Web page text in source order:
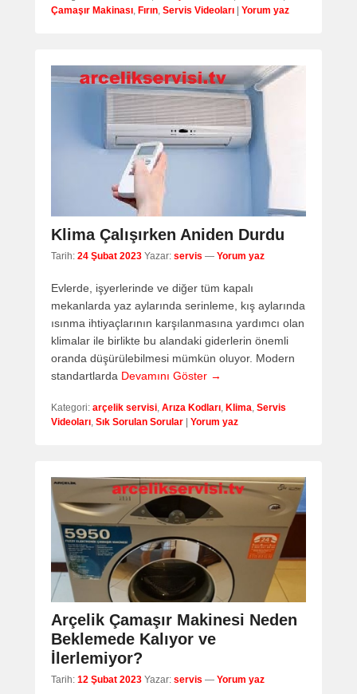
Çamaşır Makinası, Fırın, Servis Videoları Yorum yaz
Klima Çalışırken Aniden Durdu
Tarih: 24 Şubat 2023 Yazar: servis — Yorum yaz
Evlerde, işyerlerinde ve diğer tüm kapalı
mekanlarda yaz aylarında serinleme, kış aylarında
ısınma ihtiyaçlarının karşılanmasına yardımcı olan
klimalar ile birlikte bu alandaki giderlerin önemli
oranda düşürülebilmesi mümkün oluyor. Modern
standartlarda Devamını Göster →
Kategori: arçelik servisi, Arıza Kodları, Klima, Servis
Videoları, Sık Sorulan Sorular | Yorum yaz
Arçelik Çamaşır Makinesi Neden
Beklemede Kalıyor ve
İlerlemiyor?
Tarih: 12 Şubat 2023 Yazar: servis — Yorum yaz